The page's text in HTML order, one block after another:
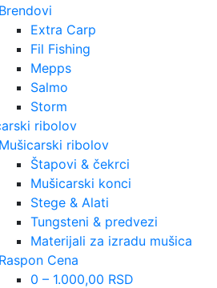
Brendovi
Extra Carp
Fil Fishing
Mepps
Salmo
Storm
ribolov
Mušicarski ribolov
Štapovi & čekrci
Mušicarski konci
Stege & Alati
Tungsteni & predvezi
Materijali za izradu mušica
Raspon Cena
0 – 1.000,00 RSD